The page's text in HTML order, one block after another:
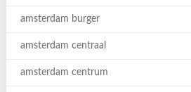
amsterdam burger
amsterdam centraal
amsterdam centrum